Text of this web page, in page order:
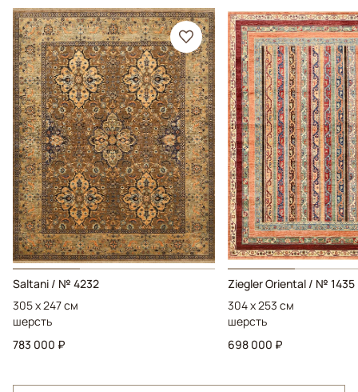
Saltani / № 4232
305 x 247 см
шерсть
783 000 ₽
Ziegler Oriental / № 1435
304 x 253 см
шерсть
698 000 ₽